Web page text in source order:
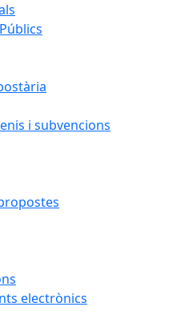
i subvencions
electrònics